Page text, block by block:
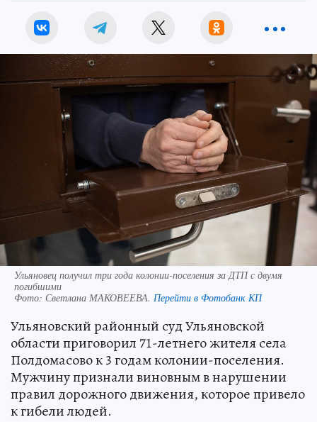
Ульяновец получил три года колонии-поселения за ДТП с двумя
погибшими
Фото: Светлана МАКОВЕЕВА. Перейти в Фотобанк КП
Ульяновский районный суд Ульяновской
области приговорил 71-летнего жителя села
Полдомасово к 3 годам колонии-поселения.
Мужчину признали виновным в нарушении
правил дорожного движения, которое привело
к гибели людей.